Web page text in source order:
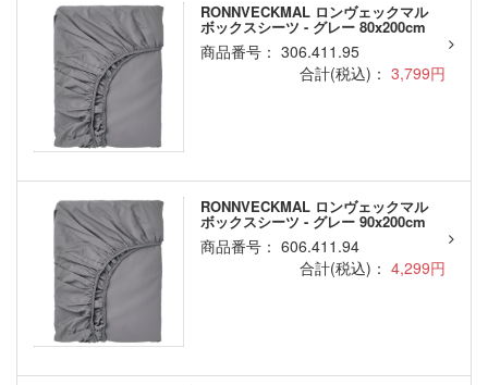
RONNVECKMAL ロンヴェックマル
ボックスシーツ - グレー 80x200cm
商品番号： 306.411.95
合計(税込)： 3,799円
RONNVECKMAL ロンヴェックマル
ボックスシーツ - グレー 90x200cm
商品番号： 606.411.94
合計(税込)： 4,299円